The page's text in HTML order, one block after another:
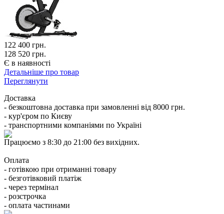
122 400 грн.
128 520 грн.
Є в наявності
Детальніше про товар
Переглянути
Доставка
- безкоштовна доставка при замовленні від 8000 грн.
- кур'єром по Києву
- транспортними компаніями по Україні
Працюємо з 8:30 до 21:00 без вихідних.
Оплата
- готівкою при отриманні товару
- безготівковий платіж
- через термінал
- розстрочка
- оплата частинами